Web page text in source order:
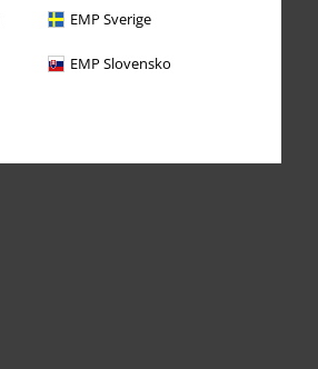
EMP Sverige
EMP Slovensko